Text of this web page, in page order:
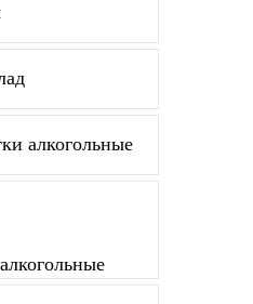
алкогольные